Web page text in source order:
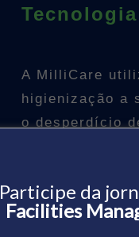
Participe da
Facilities
Tecnologia
A MilliCare
higienização a
o desperdício